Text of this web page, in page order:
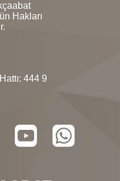
Hakları
444 9